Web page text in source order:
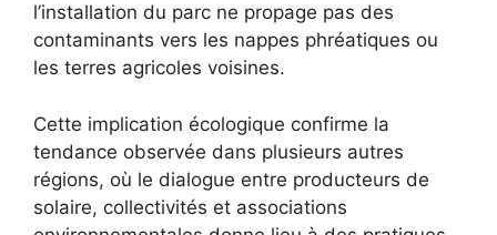
l’installation du parc ne propage pas des
contaminants vers les nappes phréatiques ou
les terres agricoles voisines.
Cette implication écologique confirme la
tendance observée dans plusieurs autres
régions, où le dialogue entre producteurs de
solaire, collectivités et associations